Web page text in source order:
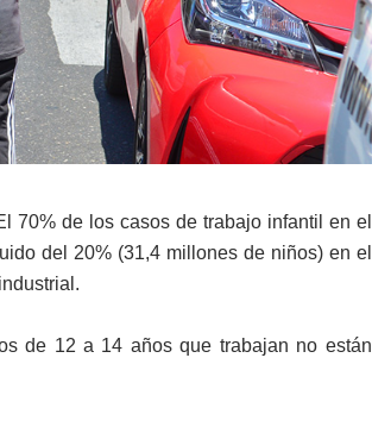
70% de los casos de trabajo infantil en el
del 20% (31,4 millones de niños) en el
de 12 a 14 años que trabajan no están